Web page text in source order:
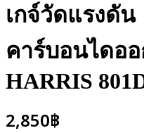
เกจ์วัดแรงดัน
คาร์บอนไดอ
HARRIS
2,850฿